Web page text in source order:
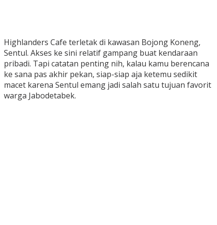
Highlanders Cafe terletak di kawasan Bojong Koneng,
Sentul. Akses ke sini relatif gampang buat kendaraan
pribadi. Tapi catatan penting nih, kalau kamu berencana
ke sana pas akhir pekan, siap-siap aja ketemu sedikit
macet karena Sentul emang jadi salah satu tujuan favorit
warga Jabodetabek.